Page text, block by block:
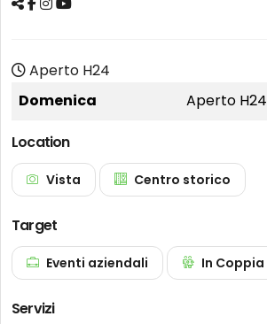
Aperto H24
Domenica
Aperto H24
Location
Vista Centro storico
Target
Eventi aziendali In Coppia
Servizi